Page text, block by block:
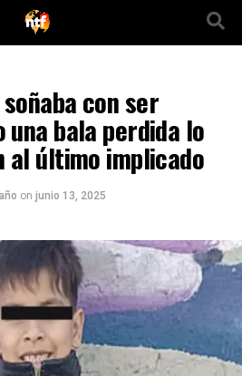
con ser
bala perdida lo
al último implicado
on junio 13, 2025